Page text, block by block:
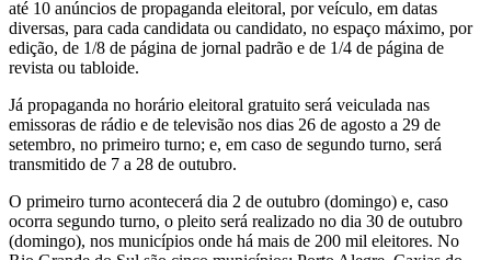
até 10 anúncios de propaganda eleitoral, por veículo, em datas
diversas, para cada candidata ou candidato, no espaço máximo, por
edição, de 1/8 de página de jornal padrão e de 1/4 de página de
revista ou tabloide.
Já propaganda no horário eleitoral gratuito será veiculada nas
emissoras de rádio e de televisão nos dias 26 de agosto a 29 de
setembro, no primeiro turno; e, em caso de segundo turno, será
transmitido de 7 a 28 de outubro.
O primeiro turno acontecerá dia 2 de outubro (domingo) e, caso
ocorra segundo turno, o pleito será realizado no dia 30 de outubro
(domingo), nos municípios onde há mais de 200 mil eleitores. No